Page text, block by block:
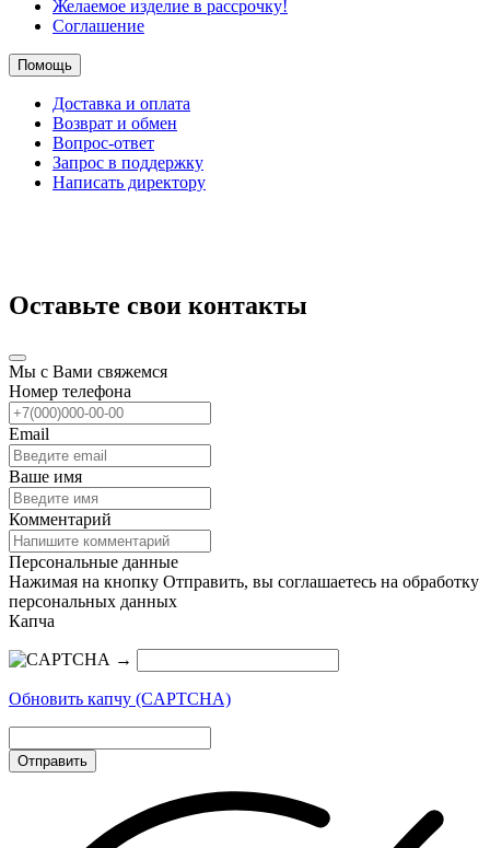
Желаемое изделие в рассрочку!
Соглашение
Помощь
Доставка и оплата
Возврат и обмен
Вопрос-ответ
Запрос в поддержку
Написать директору
Оставьте свои контакты
Мы с Вами свяжемся
Номер телефона
Email
Ваше имя
Комментарий
Персональные данные
Нажимая на кнопку Отправить, вы соглашаетесь на обработку
персональных данных
Капча
→
Обновить капчу (CAPTCHA)
Отправить